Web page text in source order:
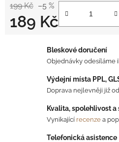
199 Kč –5 %
189 Kč
Bleskové doručení
Objednávky odesíláme
Výdejní místa PPL,
Doprava nejlevněji již
Kvalita, spolehlivost
Vynikající recenze a
Telefonická asistence